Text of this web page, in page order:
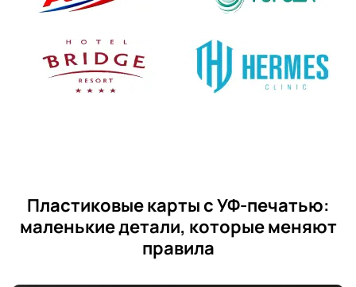
Пластиковые карты с УФ-печатью:
маленькие детали, которые меняют
правила